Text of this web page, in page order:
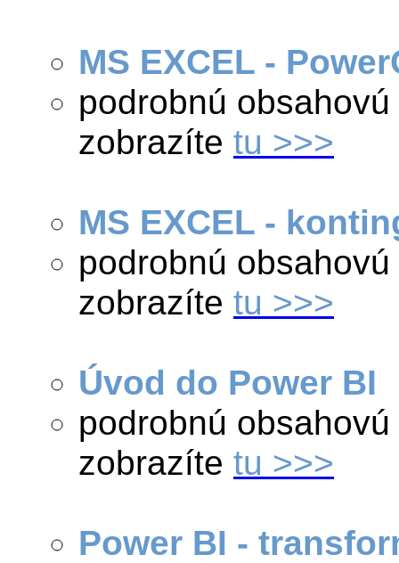
MS EXCEL -
podrobnú
zobrazíte tu >>>
MS EXCEL -
podrobnú
zobrazíte tu >>>
Úvod do Power BI
podrobnú
zobrazíte tu >>>
Power BI -